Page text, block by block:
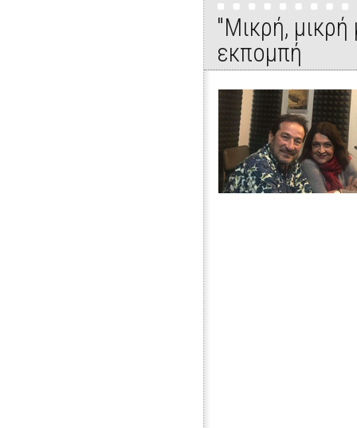
"Μικρή,
εκπομπή
Εκπομπή 1η: "Έλα να σου πω".